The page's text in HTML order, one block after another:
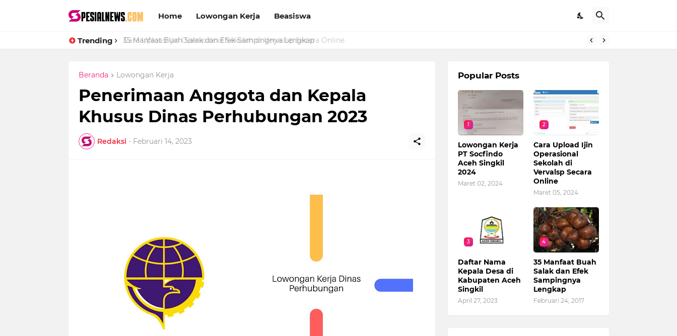
Home Lowongan Kerja Beasiswa
Trending Cara Upload Ijin Operasional Sekolah di Vervalsp Secara Online
Beranda Lowongan Kerja
Penerimaan Anggota dan Kepala
Khusus Dinas Perhubungan 2023
Redaksi - Februari 14, 2023
Popular Posts
1
Lowongan Kerja
PT Socfindo
Aceh Singkil
2024
Maret 02, 2024
2
Cara Upload Ijin
Operasional
Sekolah di
Vervalsp Secara
Online
Maret 05, 2024
3
Daftar Nama
Kepala Desa di
Kabupaten Aceh
Singkil
April 27, 2023
4
35 Manfaat Buah
Salak dan Efek
Sampingnya
Lengkap
Februari 24, 2017